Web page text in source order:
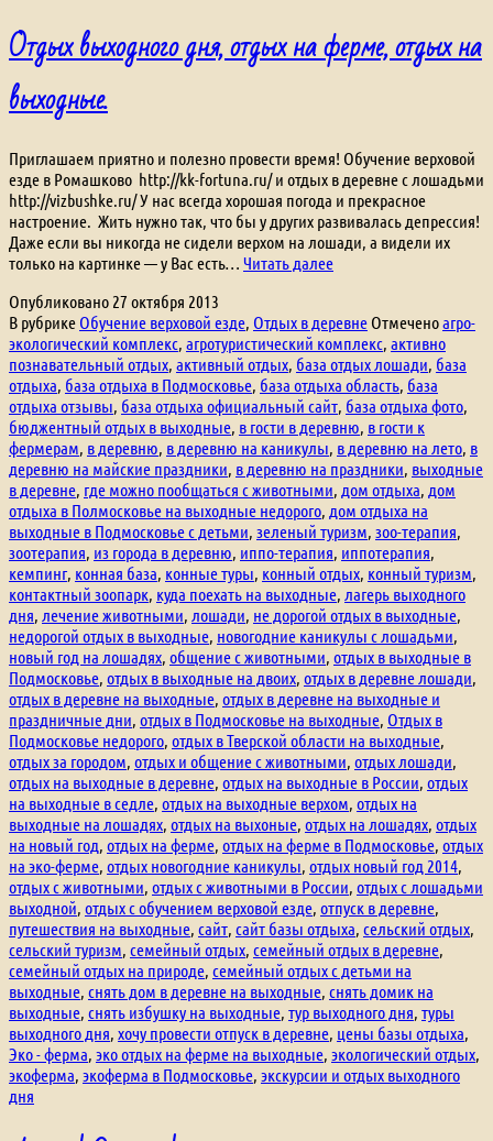
Отдых выходного дня, отдых на ферме, отдых на
выходные.
Приглашаем приятно и полезно провести время! Обучение верховой
езде в Ромашково http://kk-fortuna.ru/ и отдых в деревне с лошадьми
http://vizbushke.ru/ У нас всегда хорошая погода и прекрасное
настроение. Жить нужно так, что бы у других развивалась депрессия!
Даже если вы никогда не сидели верхом на лошади, а видели их
только на картинке — у Вас есть… Читать далееОтдых
отдых
на
ферме,
отдых
на
выходные.
Опубликовано 27 октября 2013
В рубрике Обучение верховой езде, Отдых в деревне Отмеченоагро-
экологический комплекс, агротуристический комплекс, активно
познавательный отдых, активный отдых, база отдых лошади, база
отдыха, база отдыха в Подмосковье, база отдыха область, база
отдыха отзывы, база отдыха официальный сайт, база отдыха фото,
бюджентный отдых в выходные, в гости в деревню, в гости к
фермерам, в деревню, в деревню на каникулы, в деревню на лето, в
деревню на майские праздники, в деревню на праздники, выходные
в деревне, где можно пообщаться с животными, дом отдыха, дом
отдыха в Полмосковье на выходные недорого, дом отдыха на
выходные в Подмосковье с детьми, зеленый туризм, зоо-терапия,
зоотерапия, из города в деревню, иппо-терапия, иппотерапия,
кемпинг, конная база, конные туры, конный отдых, конный туризм,
контактный зоопарк, куда поехать на выходные, лагерь выходного
дня, лечение животными, лошади, не дорогой отдых в выходные,
недорогой отдых в выходные, новогодние каникулы с лошадьми,
новый год на лошадях, общение с животными, отдых в выходные в
Подмосковье, отдых в выходные на двоих, отдых в деревне лошади,
отдых в деревне на выходные, отдых в деревне на выходные и
праздничные дни, отдых в Подмосковье на выходные, Отдых в
Подмосковье недорого, отдых в Тверской области на выходные,
отдых за городом, отдых и общение с животными, отдых лошади,
отдых на выходные в деревне, отдых на выходные в России, отдых
на выходные в седле, отдых на выходные верхом, отдых на
выходные на лошадях, отдых на выхоные, отдых на лошадях, отдых
на новый год, отдых на ферме, отдых на ферме в Подмосковье, отдых
на эко-ферме, отдых новогодние каникулы, отдых новый год 2014,
отдых с животными, отдых с животными в России, отдых с лошадьми
выходной, отдых с обучением верховой езде, отпуск в деревне,
путешествия на выходные, сайт, сайт базы отдыха, сельский отдых,
сельский туризм, семейный отдых, семейный отдых в деревне,
семейный отдых на природе, семейный отдых с детьми на
выходные, снять дом в деревне на выходные, снять домик на
выходные, снять избушку на выходные, тур выходного дня, туры
выходного дня, хочу провести отпуск в деревне, цены базы отдыха,
Эко - ферма, эко отдых на ферме на выходные, экологический отдых,
экоферма, экоферма в Подмосковье, экскурсии и отдых выходного
дня